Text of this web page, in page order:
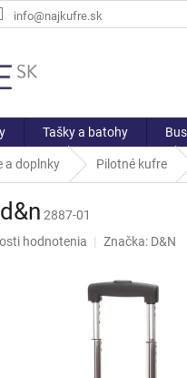
info@najkufre.sk
Tašky a batohy
a doplnky Pilotné kufre
2887-01
hodnotenia Značka: D&N